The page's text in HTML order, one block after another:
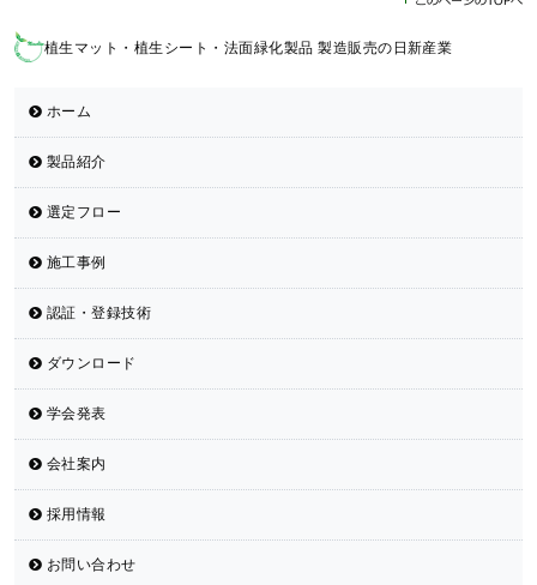
植生マット・植生シート・法面緑化製品 製造販売の日新産業
ホーム
製品紹介
選定フロー
施工事例
認証・登録技術
ダウンロード
学会発表
会社案内
採用情報
お問い合わせ